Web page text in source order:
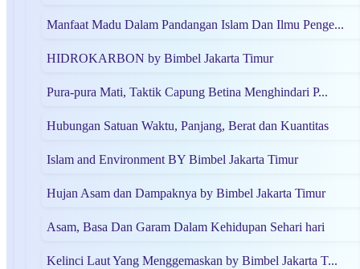
Manfaat Madu Dalam Pandangan Islam Dan Ilmu Penge...
HIDROKARBON by Bimbel Jakarta Timur
Pura-pura Mati, Taktik Capung Betina Menghindari P...
Hubungan Satuan Waktu, Panjang, Berat dan Kuantitas
Islam and Environment BY Bimbel Jakarta Timur
Hujan Asam dan Dampaknya by Bimbel Jakarta Timur
Asam, Basa Dan Garam Dalam Kehidupan Sehari hari
Kelinci Laut Yang Menggemaskan by Bimbel Jakarta T...